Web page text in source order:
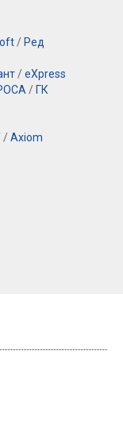
/ Ред
/eXpress
/ ГК
/Axiom